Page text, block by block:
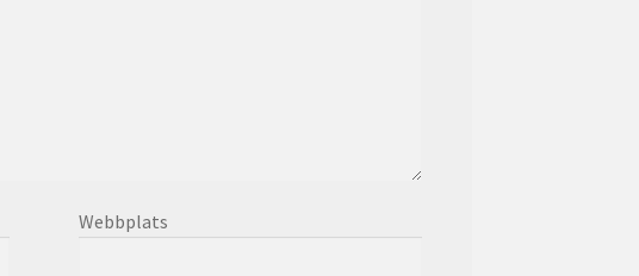
Webbplats